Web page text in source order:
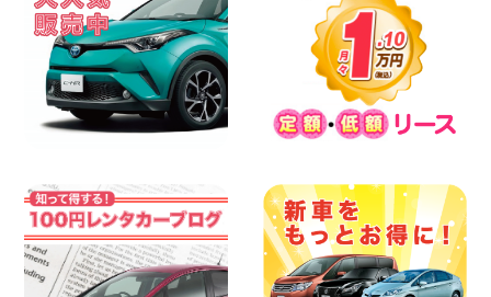
100円レンタカー 墨田文花
2026年08月07日
8月 お盆休みのお知らせ 広島県 ベイシテ
ィ宇品店
100円レンタカー ベイシティ宇品
2026年08月07日
横浜弥生台店限定!!夏季特別キャンペーン
100円レンタカー 横浜弥生台
2026年08月07日
お盆も休まず営業します! 神奈川県 横浜
旭南本宿町店
100円レンタカー 横浜旭南本宿町
2026年08月07日